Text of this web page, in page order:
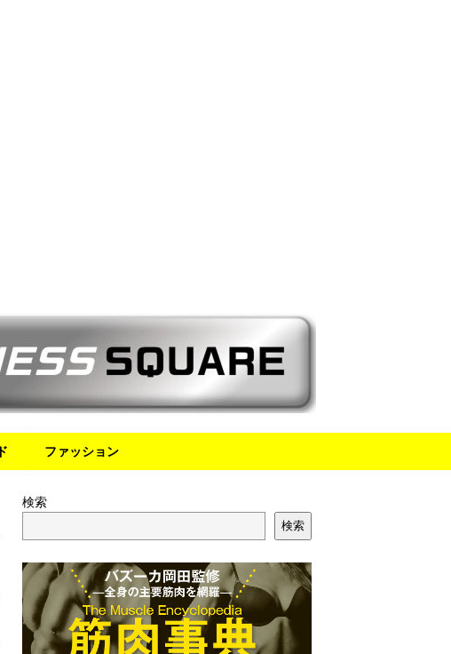
ファッション
検索
検索